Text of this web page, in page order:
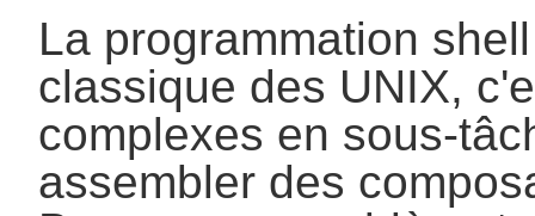
La programmation
classique des UNIX,
complexes en sous-
assembler des